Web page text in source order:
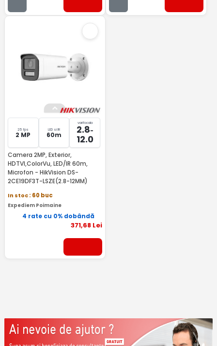
25 fps
2 MP
LED si IR
60m
varifocala
2.8-
12.0
Camera 2MP, Exterior,
HDTVI,ColorVu, LED/IR 60m,
Microfon - HikVision DS-
2CE19DF3T-LSZE(2.8-12MM)
In stoc: 60 buc
Expediem Poimaine
4 rate cu 0% dobândă
371,68Lei